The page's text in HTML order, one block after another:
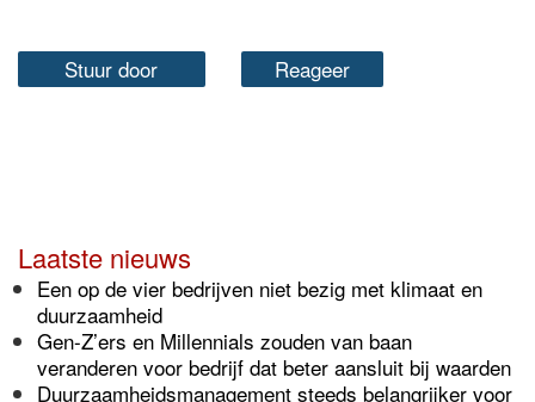
Stuur door Reageer
Laatste nieuws
Een op de vier bedrijven niet bezig met klimaat en
duurzaamheid
Gen-Z’ers en Millennials zouden van baan
veranderen voor bedrijf dat beter aansluit bij waarden
Duurzaamheidsmanagement steeds belangrijker voor